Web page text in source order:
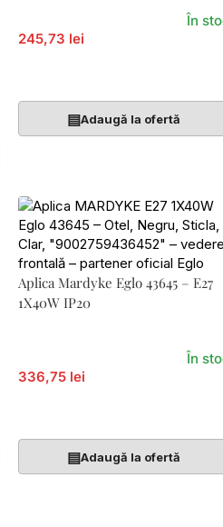
245,73 lei
În
▤Adaugă la ofertă
Aplica Mardyke Eglo 43645 – E27
1X40W IP20
336,75 lei
În
▤Adaugă la ofertă